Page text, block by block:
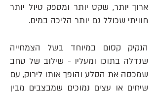
ארוך יותר, שקט יותר ומספק טיול יותר
חוויתי שכולל גם יותר הליכה במים.
הנקיק קסום במיוחד בשל הצמחייה
שגדלה בתוכו ומעליו - שילוב של טחב
שמכסה את הסלע והופך אותו לירוק, עם
שיחים או עצים נמוכים שמבצבים מבין